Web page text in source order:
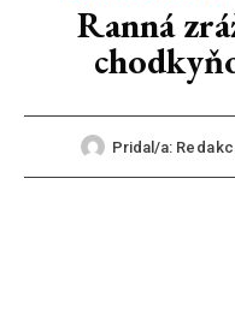
Ranná
Pridal/a: